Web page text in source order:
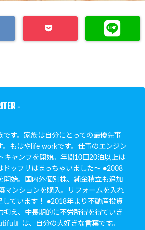
-
です。家族は自分にとっての最優先事
もはやlife workです。仕事のエンジン
キャンプを開始。年間10回20泊以上は
ップリはまっちゃいました〜 ●2008
始。国内外個別株、純金積立も追加
マンションを購入。リフォームを入れ
ています！ ●2018年より不動産投資
え、中長期的に不労所得を得ていき
』は、自分の大好きな言葉です。